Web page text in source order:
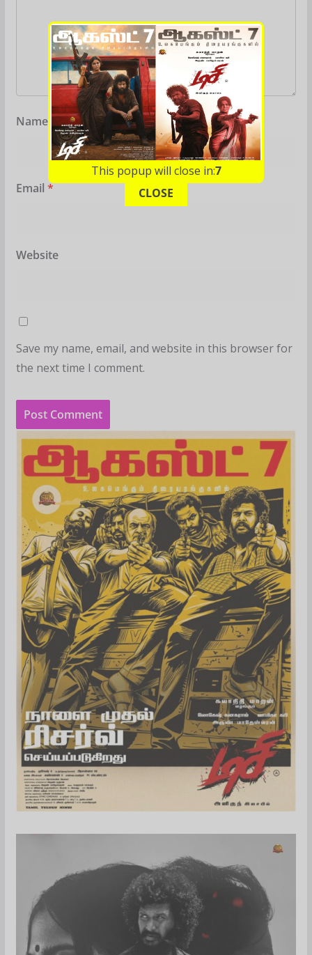
Name *
Email *
Website
Save my name, email, and website in this browser for
the next time I comment.
This popup will close in:6
CLOSE